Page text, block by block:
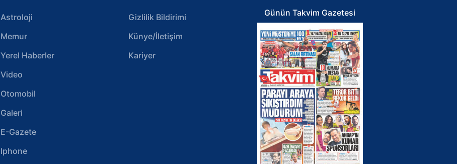
Astroloji
Memur
Yerel Haberler
Video
Otomobil
Galeri
E-Gazete
Iphone
Gizlilik Bildirimi
Künye/İletişim
Kariyer
Günün Takvim Gazetesi